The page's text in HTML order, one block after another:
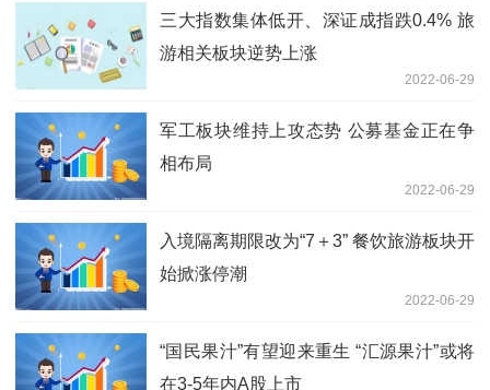
三大指数集体低开、深证成指跌0.4% 旅
游相关板块逆势上涨
2022-06-29
军工板块维持上攻态势 公募基金正在争
相布局
2022-06-29
入境隔离期限改为“7＋3” 餐饮旅游板块开
始掀涨停潮
2022-06-29
“国民果汁”有望迎来重生 “汇源果汁”或将
在3-5年内A股上市